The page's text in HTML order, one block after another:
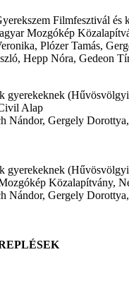
Filmfesztivál és
Mozgókép
Plózer Tamás,
Hepp Nóra, Gedeon
gyerekeknek
Alap
Nándor, Gergely
gyerekeknek
Közalapítvány,
Nándor, Gergely